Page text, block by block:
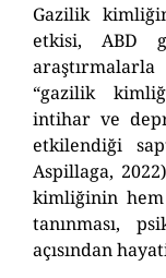
Gazilik
etkisi, ABD
“gazilik
intihar ve
etkilendiği
Aspillaga,
kimliğinin
tanınması,
açısından